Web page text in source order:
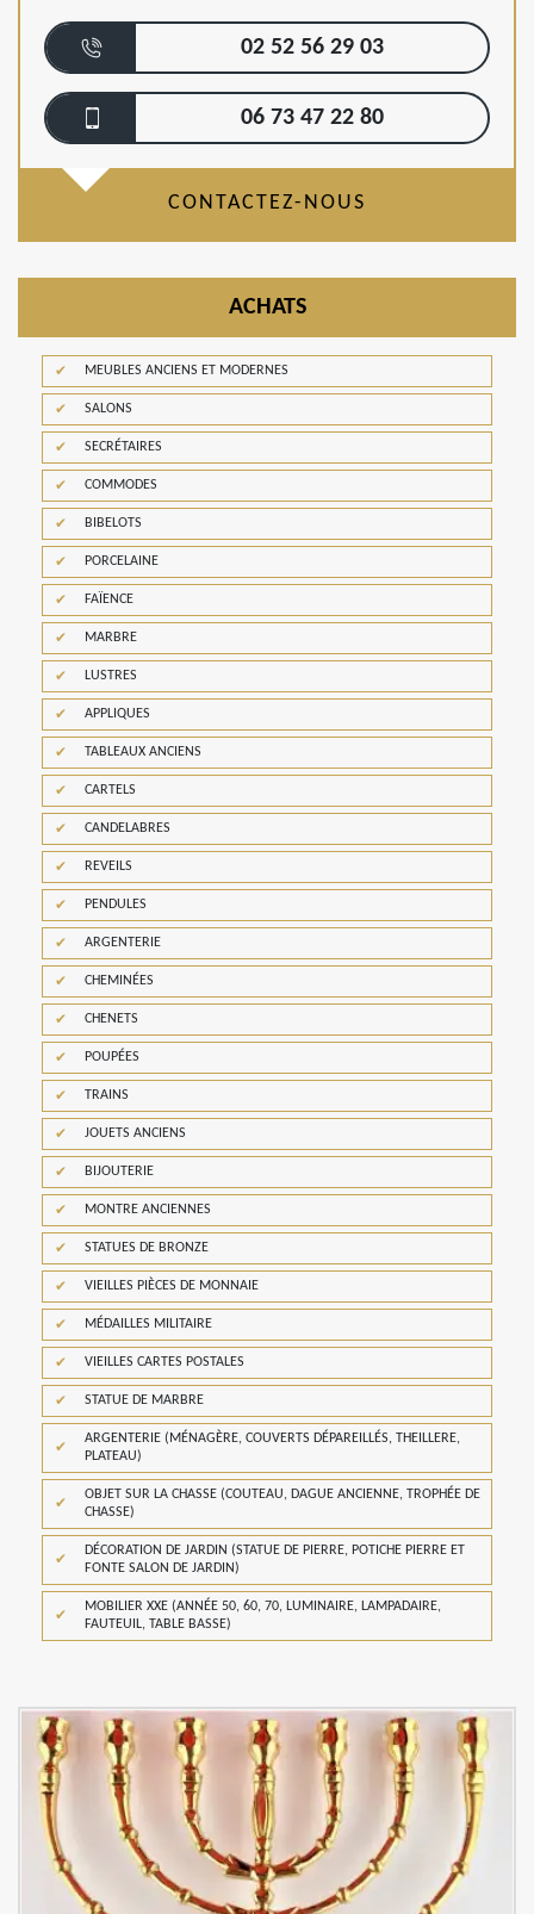
02 52 56 29 03
06 73 47 22 80
CONTACTEZ-NOUS
ACHATS
MEUBLES ANCIENS ET MODERNES
SALONS
SECRÉTAIRES
COMMODES
BIBELOTS
PORCELAINE
FAÏENCE
MARBRE
LUSTRES
APPLIQUES
TABLEAUX ANCIENS
CARTELS
CANDELABRES
REVEILS
PENDULES
ARGENTERIE
CHEMINÉES
CHENETS
POUPÉES
TRAINS
JOUETS ANCIENS
BIJOUTERIE
MONTRE ANCIENNES
STATUES DE BRONZE
VIEILLES PIÈCES DE MONNAIE
MÉDAILLES MILITAIRE
VIEILLES CARTES POSTALES
STATUE DE MARBRE
ARGENTERIE (MÉNAGÈRE, COUVERTS DÉPAREILLÉS, THEILLERE,
PLATEAU)
OBJET SUR LA CHASSE (COUTEAU, DAGUE ANCIENNE, TROPHÉE DE
CHASSE)
DÉCORATION DE JARDIN (STATUE DE PIERRE, POTICHE PIERRE ET
FONTE SALON DE JARDIN)
MOBILIER XXE (ANNÉE 50, 60, 70, LUMINAIRE, LAMPADAIRE,
FAUTEUIL, TABLE BASSE)